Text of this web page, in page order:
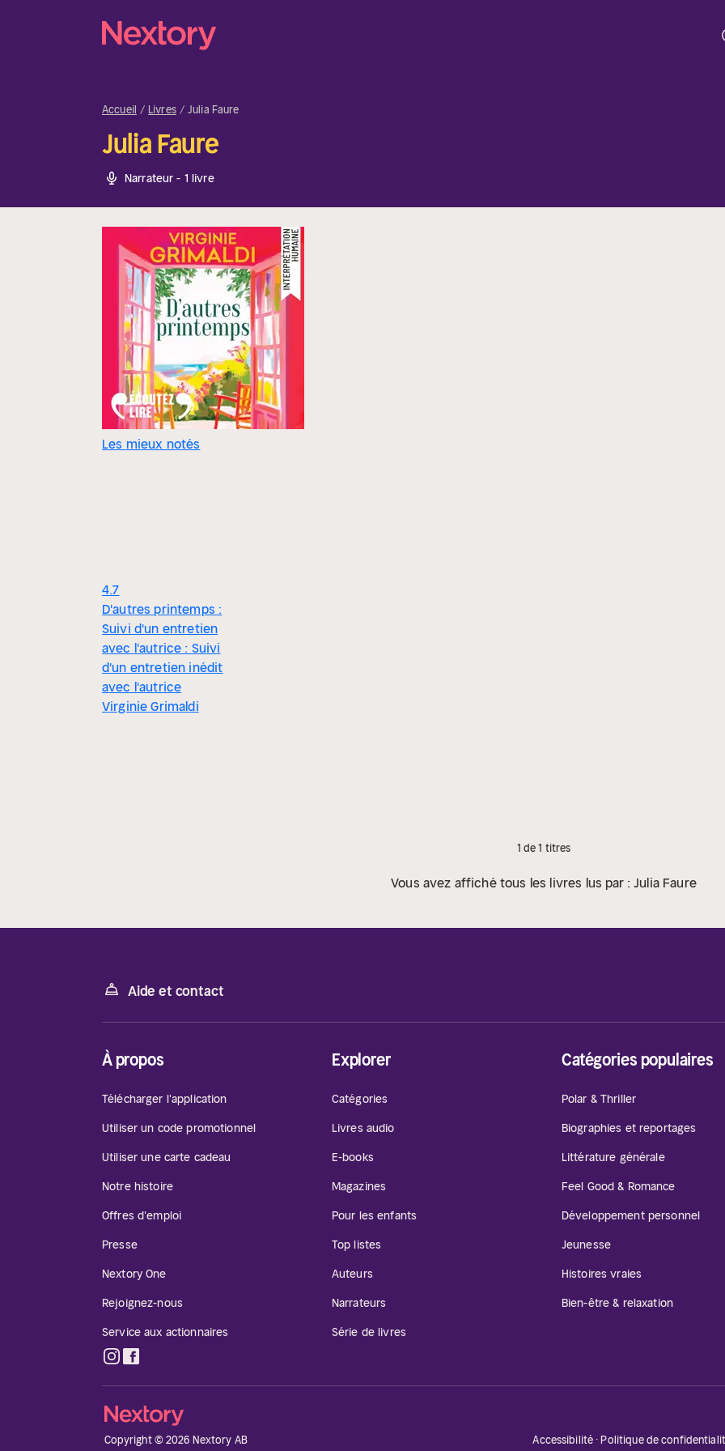
Accueil Livres Julia Faure
Julia Faure
Narrateur - 1 livre
Les mieux notés
4.7
D'autres printemps :
Suivi d'un entretien
avec l'autrice : Suivi
d'un entretien inédit
avec l'autrice
Virginie Grimaldi
1 de 1 titres
Vous avez affiché tous les livres lus par : Julia Faure
Aide et contact
À propos
Télécharger l'application
Utiliser un code promotionnel
Utiliser une carte cadeau
Notre histoire
Offres d'emploi
Presse
Nextory One
Rejoignez-nous
Service aux actionnaires
Explorer
Catégories
Livres audio
E-books
Magazines
Pour les enfants
Top listes
Auteurs
Narrateurs
Série de livres
Catégories populaires
Polar & Thriller
Biographies et reportages
Littérature générale
Feel Good & Romance
Développement personnel
Jeunesse
Histoires vraies
Bien-être & relaxation
Accessibilité ·Politique de
Copyright © 2026 Nextory AB